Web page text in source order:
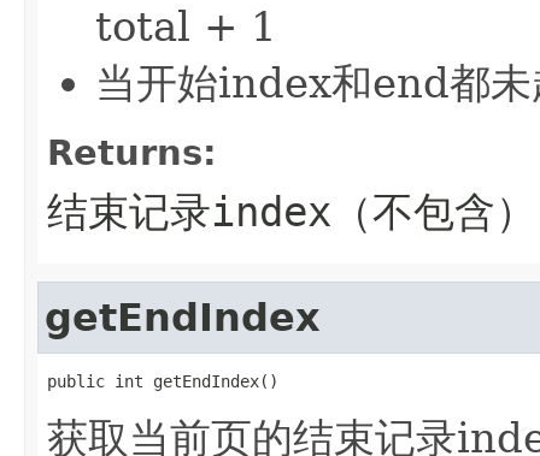
total + 1
当开始index和end都未
Returns:
结束记录index（不包含）
getEndIndex
public int getEndIndex()
获取当前页的结束记录